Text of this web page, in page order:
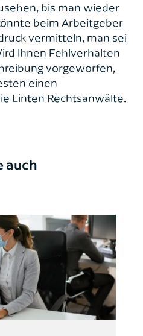
bis man wieder
beim Arbeitgeber
vermitteln, man sei
Ihnen Fehlverhalten
vorgeworfen,
einen
Linten Rechtsanwälte.
auch